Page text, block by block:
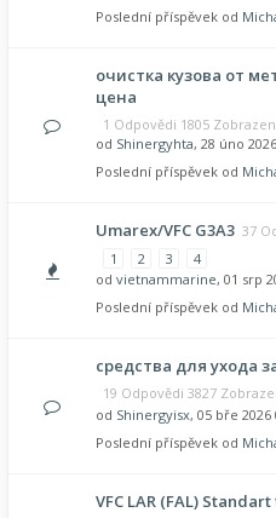
Poslední příspěvek od
очистка кузова от
цена
1 Odpovědi 1805
od Shinergyhta, 28 úno
Poslední příspěvek od
Umarex/VFC G3A3 37
1
2 3
4
od vietnammarine, 01 srp
Poslední příspěvek od
средства для ухода
19 Odpovědi 3827
od Shinergyisx, 05 bře 2026
Poslední příspěvek od
VFC LAR (FAL)